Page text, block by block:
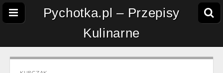
Pychotka.pl – Przepisy
Kulinarne